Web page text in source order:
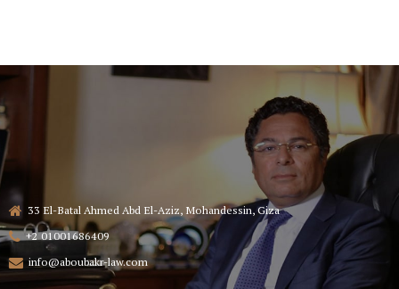
33 El-Batal Ahmed Abd El-Aziz, Mohandessin, Giza
+2 01001686409
info@aboubakr-law.com